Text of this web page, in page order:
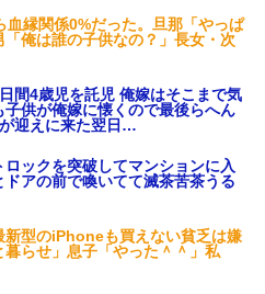
縁関係0%だった。旦那「やっぱ
俺は誰の子供なの？」長女・次
間4歳児を託児 俺嫁はそこまで気
供が俺嫁に懐くので最後らへん
迎えに来た翌日…
ックを突破してマンションに入
アの前で喚いてて滅茶苦茶うる
新型のiPhoneも買えない貧乏は嫌
らせ」息子「やった＾＾」私